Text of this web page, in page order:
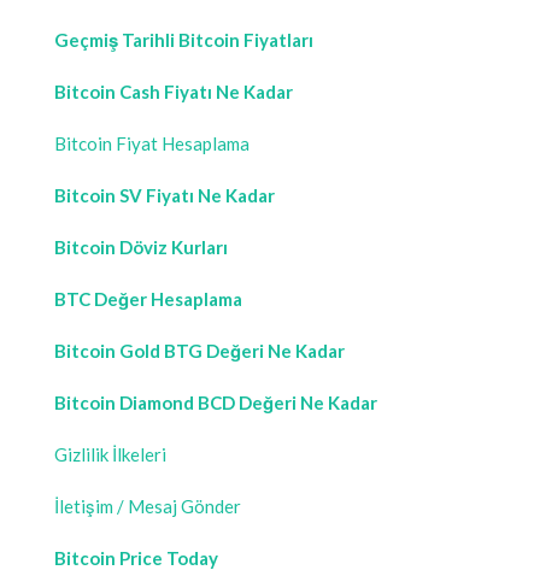
Geçmiş Tarihli Bitcoin Fiyatları
Bitcoin Cash Fiyatı Ne Kadar
Bitcoin Fiyat Hesaplama
Bitcoin SV Fiyatı Ne Kadar
Bitcoin Döviz Kurları
BTC Değer Hesaplama
Bitcoin Gold BTG Değeri Ne Kadar
Bitcoin Diamond BCD Değeri Ne Kadar
Gizlilik İlkeleri
İletişim / Mesaj Gönder
Bitcoin Price Today